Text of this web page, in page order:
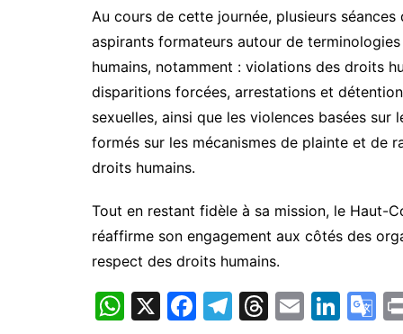
Au cours de cette journée, plusieurs
aspirants formateurs autour de
humains, notamment : violations des droits
disparitions forcées, arrestations et
sexuelles, ainsi que les violences basées
formés sur les mécanismes de plainte et de
droits humains.
Tout en restant fidèle à sa mission, le Haut-
réaffirme son engagement aux côtés des
respect des droits humains.
W X
F
T
T
E
Li G